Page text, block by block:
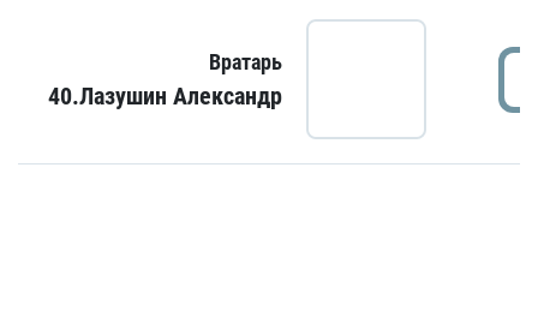
Вратарь
40.Лазушин Александр